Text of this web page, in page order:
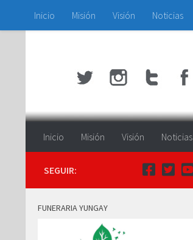
Saltar al contenido
Inicio Misión Visión Noticias
Inicio Misión Visión Noticias
SEGUIR:
FUNERARIA YUNGAY